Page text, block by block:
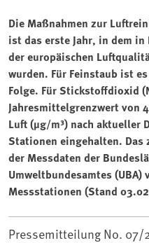
Die Maßnahmen zur
ist das erste Jahr, in dem
der europäischen
wurden. Für Feinstaub ist
Folge. Für Stickstoffdioxid
Jahresmittelgrenzwert von
Luft (µg/m³) nach aktueller
Stationen eingehalten.
der Messdaten der
Umweltbundesamtes
Messstationen (Stand
Pressemitteilung No. 07/